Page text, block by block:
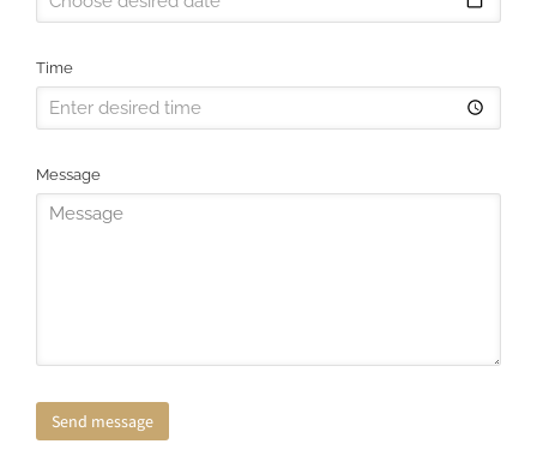
Time
Message
Send message